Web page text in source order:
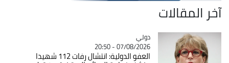
آخر المقالات
Catégorie
دولي
07/08/2026 - 20:50
العفو الدولية: انتشال رفات 112 شهيدا